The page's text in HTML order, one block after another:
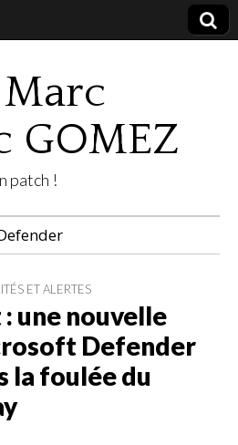
GOMEZ
patch !
ET ALERTES
une nouvelle
Defender
la foulée du